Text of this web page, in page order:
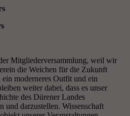
Mitgliederversammlung, weil wir
die Weichen für die Zukunft
moderneres Outfit und ein
weiter dabei, dass es unser
des Dürener Landes
und darzustellen. Wissenschaft